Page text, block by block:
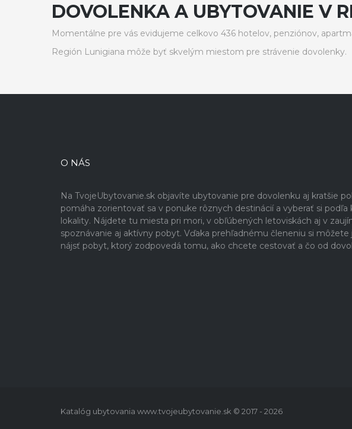
DOVOLENKA A UBYTOVANIE V
Momentálne pre vás evidujeme celkovo 436 hotelov, penziónov,
Región Lunigiana môže byť skvelým miestom pre strávenie dovolenky.
O NÁS
Na TvojeUbytovanie.sk objavíte ubytovanie pre dovolenku aj kratšie
pomáha zorientovať sa v ponuke rôznych destinácií a vyberať si
lokality. Nájdete tu miesta pri mori, v obľúbených letoviskách aj v
spoznávanie aj aktívny pobyt. Vďaka prehľadnému členeniu si
nájsť pobyt, ktorý zodpovedá tomu, ako chcete cestovať a čo od
Katalóg ubytovania www.tvojeubytovanie.sk © 2017 - 2026